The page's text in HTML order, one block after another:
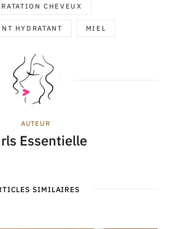
CHEVEUX
HYDRATANT MIEL
AUTEUR
Essentielle
SIMILAIRES